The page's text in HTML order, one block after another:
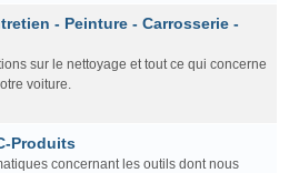
- Peinture - Carrosserie -
sur le nettoyage et tout ce qui concerne
voiture.
Produits
concernant les outils dont nous